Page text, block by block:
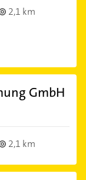
2,1 km
GmbH
2,1 km